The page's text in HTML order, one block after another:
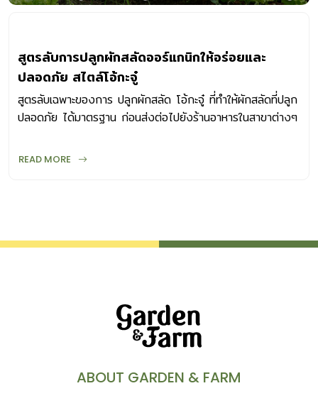
สูตรลับการปลูกผักสลัดออร์แกนิกให้อร่อยและ
ปลอดภัย สไตล์โอ้กะจู๋
สูตรลับเฉพาะของการ ปลูกผักสลัด โอ้กะจู๋ ที่ทำให้ผักสลัดที่ปลูก
ปลอดภัย ได้มาตรฐาน ก่อนส่งต่อไปยังร้านอาหารในสาขาต่างๆ
READ MORE
ABOUT GARDEN & FARM